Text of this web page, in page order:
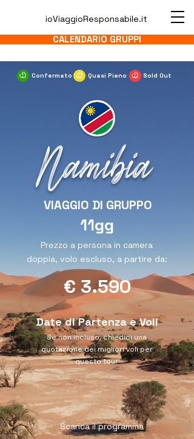
ioViaggioResponsabile.it
CALENDARIO GRUPPI
Confermato Quasi Pieno Sold Out
Namibia
VIAGGIO DI GRUPPO
11gg
Prezzo a persona in camera
doppia, volo escluso, a partire da:
€ 3.590
Date di Partenza e Voli
Se non incluso, chiedici una
quotazione dei migliori voli per
questo tour
Scarica il programma